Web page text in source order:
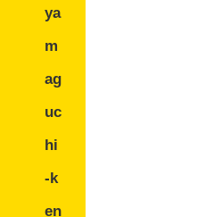
ya
m
ag
uc
hi
-k
en